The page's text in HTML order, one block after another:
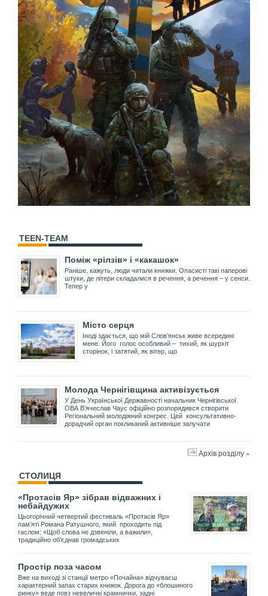
TEEN-TEAM
Поміж «рілзів» і «какашок»
Раніше, кажуть, люди читали книжки. Опасисті такі паперові
штуки, де літери складалися в речення, а речення – у сенси.
Тепер у
Місто серця
Іноді здається, що мій Слов’янськ живе всередині
мене. Його голос особливий – тихий, як шурхіт
сторінок, і затятий, як вітер, що
Молода Чернігівщина активізується
У День Української Державності начальник Чернігівської
ОВА В’ячеслав Чаус офіційно розпорядився створити
Регіональний молодіжний конгрес. Цей консультативно-
дорадчий орган покликаний активніше залучати
Архів розділу »
СТОЛИЦЯ
«Протасів Яр» зібрав відважних і
небайдужих
Цьогорічний четвертий фестиваль «Протасів Яр»
пам’яті Романа Ратушного, який проходить під
гаслом: «Щоб слова не дзвеніли, а важили»,
традиційно об’єднав громадських
Простір поза часом
Вже на виході зі станції метро «Почайна» відчуваєш
характерний запах старих книжок. Дорога до «блошиного
ринку» веде повз невеличкі крамнички, задні